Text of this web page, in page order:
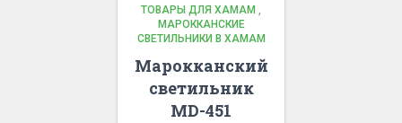
ТОВАРЫ ДЛЯ ХАМАМ ,
МАРОККАНСКИЕ
СВЕТИЛЬНИКИ В ХАМАМ
Марокканский
светильник
MD-451